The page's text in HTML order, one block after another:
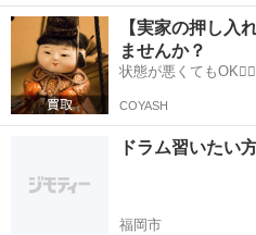
い！ 知識もない！ そんな方でも大丈夫！ 現在、小学生からプ
ラム活動をしてる方まで幅広く指導中。 1年間レッスンを頑張れ
楽器をプ...
福岡 春日市 大野城駅 ド
【実家の押し入
ませんか？
状態が悪くても
COYASH
ドラム習いたい
福岡市